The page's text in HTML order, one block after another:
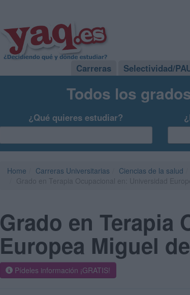
Carreras Selectividad/
Todos los
¿Qué quieres estudiar?
Home Carreras Universitarias Ciencias de la salud
Grado en Terapia
Europea Miguel
Pídeles información ¡GRATIS!